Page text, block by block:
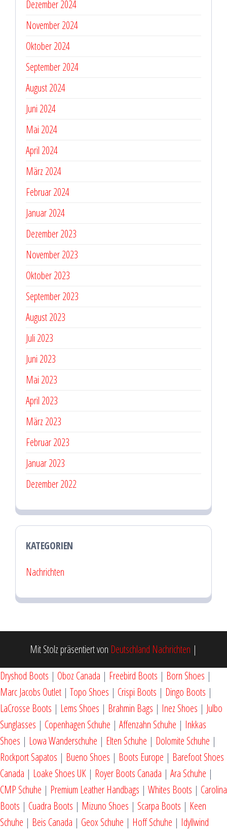
Dezember 2024
November 2024
Oktober 2024
September 2024
August 2024
Juni 2024
Mai 2024
April 2024
März 2024
Februar 2024
Januar 2024
Dezember 2023
November 2023
Oktober 2023
September 2023
August 2023
Juli 2023
Juni 2023
Mai 2023
April 2023
März 2023
Februar 2023
Januar 2023
Dezember 2022
KATEGORIEN
Nachrichten
Mit Stolz präsentiert von Deutschland Nachrichten |
Dryshod Boots | Oboz Canada | Freebird Boots | Born Shoes |
Marc Jacobs Outlet | Topo Shoes | Crispi Boots | Dingo Boots |
LaCrosse Boots | Lems Shoes | Brahmin Bags | Inez Shoes | Julbo
Sunglasses | Copenhagen Schuhe | Affenzahn Schuhe | Inkkas
Shoes | Lowa Wanderschuhe | Elten Schuhe | Dolomite Schuhe |
Rockport Sapatos | Bueno Shoes | Boots Europe | Barefoot Shoes
Canada | Loake Shoes UK | Royer Boots Canada | Ara Schuhe |
CMP Schuhe | Premium Leather Handbags | Whites Boots | Carolina
Boots | Cuadra Boots | Mizuno Shoes | Scarpa Boots | Keen
Schuhe | Beis Canada | Geox Schuhe | Hoff Schuhe | Idyllwind